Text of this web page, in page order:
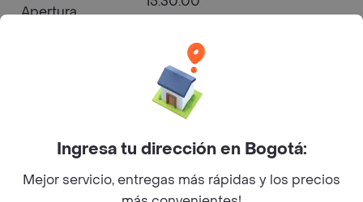
Apertura
23:00:00
el Antojo E&m - Kennedy Menú
a Domicilio
Ingresa tu dirección en Bogotá:
Mejor servicio, entregas más rápidas y los precios